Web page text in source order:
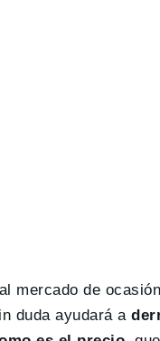
mercado de
duda ayudará a